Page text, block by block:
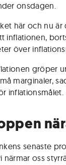
onsdagen.
här och nu
inflationen,
över
gröper
marginaler,
inflationsmålet.
senaste
närmar oss